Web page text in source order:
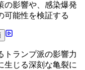
の影響や、感染爆発
可能性を検証する
トランプ派の影響力
生じる深刻な亀裂に